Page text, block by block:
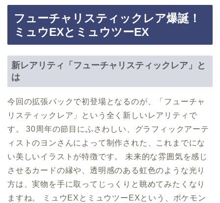
フューチャリスティックレア爆誕！
ミュウEXとミュウツーEX
新レアリティ「フューチャリスティックレア」と
は
今回の拡張パックで初登場となるのが、「フューチャ
リスティックレア」という全く新しいレアリティで
す。 30周年の節目にふさわしい、グラフィックアーテ
ィストのヨンさんによって制作された、これまでにな
い美しいイラストが特徴です。 未来的な雰囲気を感じ
させるカードの縁や、透明感のある虹色のような光り
方は、実物を手に取ってじっくりと眺めてみたくなり
ますね。 ミュウEXとミュウツーEXという、ポケモン